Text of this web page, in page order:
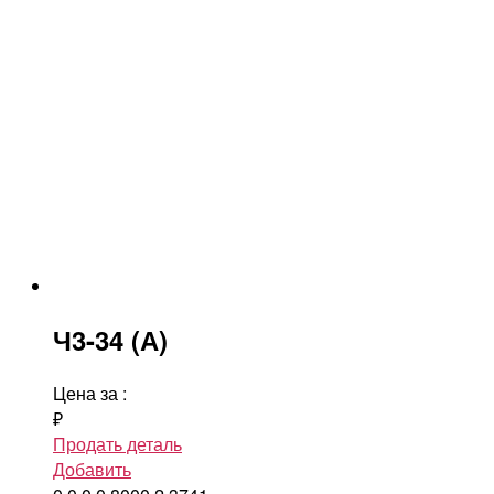
Ч3-34 (А)
Цена за :
₽
Продать деталь
Добавить